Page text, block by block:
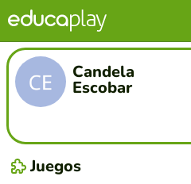
Candela
Escobar
Juegos